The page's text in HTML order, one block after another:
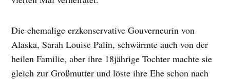
Die ehemalige erzkonservative Gouverneurin von
Alaska, Sarah Louise Palin, schwärmte auch von der
heilen Familie, aber ihre 18jährige Tochter machte sie
gleich zur Großmutter und löste ihre Ehe schon nach